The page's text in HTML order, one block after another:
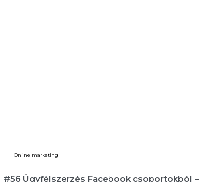
Online marketing
#56 Ügyfélszerzés Facebook csoportokból –